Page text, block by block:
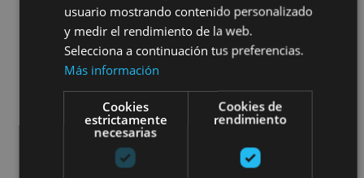
Otros Accesibilidad visual
Accesibilidad auditiva
usuario mostrando contenido personalizado
y medir el rendimiento de la web.
Selecciona a continuación tus preferencias.
Más información
Cookies
estrictamente
necesarias
Cookies de
rendimiento